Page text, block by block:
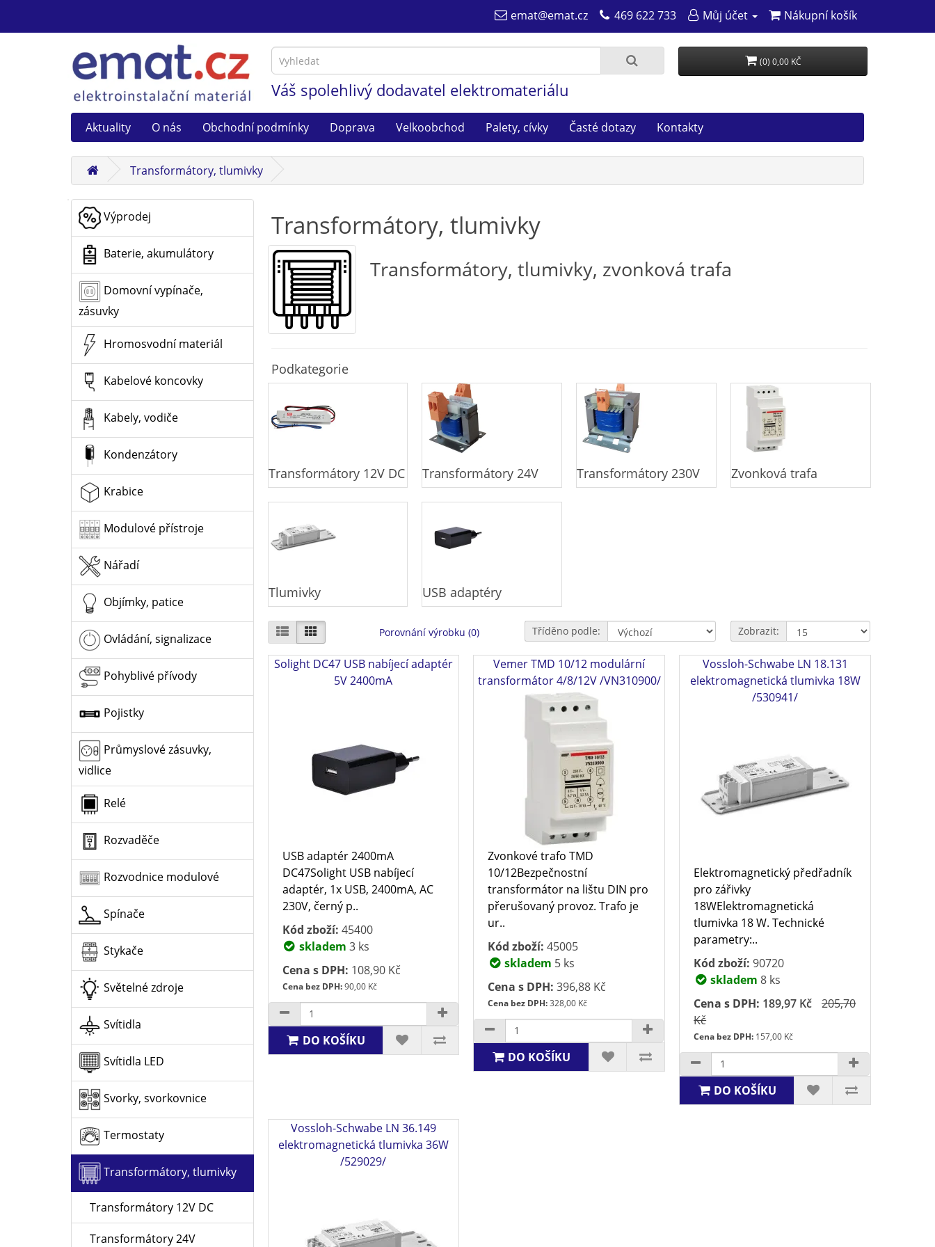
emat@emat.cz 469 622 733 Můj účet Nákupní košík
Váš spolehlivý dodavatel elektromateriálu
(0) 0,00 KČ
Aktuality O nás Obchodní podmínky Doprava Velkoobchod Palety, cívky Časté dotazy Kontakty
Transformátory, tlumivky
Výprodej
Baterie, akumulátory
Domovní vypínače,
zásuvky
Hromosvodní materiál
Kabelové koncovky
Kabely, vodiče
Kondenzátory
Krabice
Modulové přístroje
Nářadí
Objímky, patice
Ovládání, signalizace
Pohyblivé přívody
Pojistky
Průmyslové zásuvky,
vidlice
Relé
Rozvaděče
Rozvodnice modulové
Spínače
Stykače
Světelné zdroje
Svítidla
Svítidla LED
Svorky, svorkovnice
Termostaty
Transformátory, tlumivky
Transformátory 12V DC
Transformátory 24V
Transformátory, tlumivky
Transformátory, tlumivky, zvonková trafa
Podkategorie
Transformátory 12V DC Transformátory 24V Transformátory 230V Zvonková trafa
Tlumivky USB adaptéry
Porovnání výrobku (0) Tříděno podle: Zobrazit:
Solight DC47 USB nabíjecí adaptér
5V 2400mA
USB adaptér 2400mA
DC47Solight USB nabíjecí
adaptér, 1x USB, 2400mA, AC
230V, černý p..
Kód zboží: 45400
skladem 3 ks
Cena s DPH: 108,90 Kč
Cena bez DPH:90,00 Kč
DO KOŠÍKU
Vemer TMD 10/12 modulární
transformátor 4/8/12V /VN310900/
Zvonkové trafo TMD
10/12Bezpečnostní
transformátor na lištu DIN pro
přerušovaný provoz. Trafo je
ur..
Kód zboží: 45005
skladem 5 ks
Cena s DPH: 396,88 Kč
Cena bez DPH:328,00 Kč
DO KOŠÍKU
Vossloh-Schwabe LN 18.131
elektromagnetická tlumivka 18W
/530941/
Elektromagnetický předřadník
pro zářivky
18WElektromagnetická
tlumivka 18 W. Technické
parametry:..
Kód zboží: 90720
skladem 8 ks
Cena s DPH: 189,97 Kč
205,70
Kč
Cena bez DPH: 157,00 Kč
DO KOŠÍKU
Vossloh-Schwabe LN 36.149
elektromagnetická tlumivka 36W
/529029/